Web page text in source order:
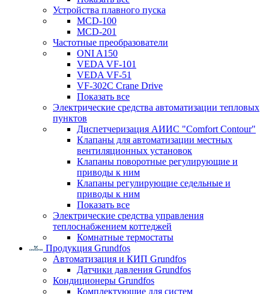
Устройства плавного пуска
MCD-100
MCD-201
Частотные преобразователи
ONI A150
VEDA VF-101
VEDA VF-51
VF-302C Crane Drive
Показать все
Электрические средства автоматизации тепловых
пунктов
Диспетчеризация АИИС "Comfort Contour"
Клапаны для автоматизации местных
вентиляционных установок
Клапаны поворотные регулирующие и
приводы к ним
Клапаны регулирующие седельные и
приводы к ним
Показать все
Электрические средства управления
теплоснабжением коттеджей
Комнатные термостаты
Продукция Grundfos
Автоматизация и КИП Grundfos
Датчики давления Grundfos
Кондиционеры Grundfos
Комплектующие для систем